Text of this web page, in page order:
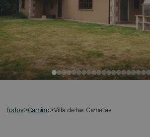
Todos>Camino>Villa de las Camelias